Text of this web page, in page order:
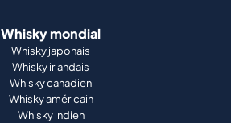
Whisky mondial
Whisky japonais
Whisky irlandais
Whisky canadien
Whisky américain
Whisky indien